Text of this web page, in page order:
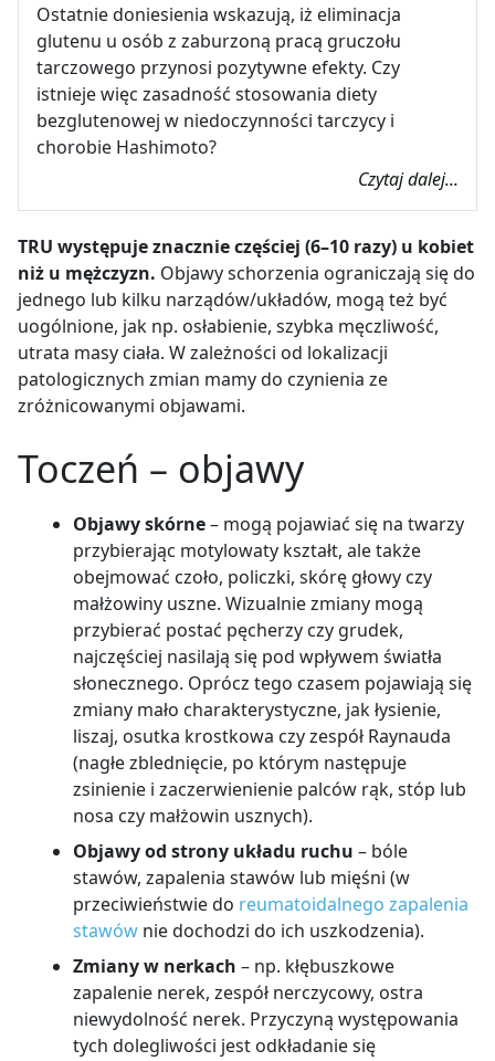
Ostatnie doniesienia wskazują, iż eliminacja
glutenu u osób z zaburzoną pracą gruczołu
tarczowego przynosi pozytywne efekty. Czy
istnieje więc zasadność stosowania diety
bezglutenowej w niedoczynności tarczycy i
chorobie Hashimoto?
Czytaj dalej...
TRU występuje znacznie częściej (6–10 razy) u kobiet
niż u mężczyzn. Objawy schorzenia ograniczają się do
jednego lub kilku narządów/układów, mogą też być
uogólnione, jak np. osłabienie, szybka męczliwość,
utrata masy ciała. W zależności od lokalizacji
patologicznych zmian mamy do czynienia ze
zróżnicowanymi objawami.
Toczeń – objawy
Objawy skórne– mogą pojawiać się na twarzy
przybierając motylowaty kształt, ale także
obejmować czoło, policzki, skórę głowy czy
małżowiny uszne. Wizualnie zmiany mogą
przybierać postać pęcherzy czy grudek,
najczęściej nasilają się pod wpływem światła
słonecznego. Oprócz tego czasem pojawiają się
zmiany mało charakterystyczne, jak łysienie,
liszaj, osutka krostkowa czy zespół Raynauda
(nagłe zblednięcie, po którym następuje
zsinienie i zaczerwienienie palców rąk, stóp lub
nosa czy małżowin usznych).
Objawy od strony układu ruchu – bóle
stawów, zapalenia stawów lub mięśni (w
przeciwieństwie do reumatoidalnego zapalenia
stawów nie dochodzi do ich uszkodzenia).
Zmiany w nerkach – np. kłębuszkowe
zapalenie nerek, zespół nerczycowy, ostra
niewydolność nerek. Przyczyną występowania
tych dolegliwości jest odkładanie się